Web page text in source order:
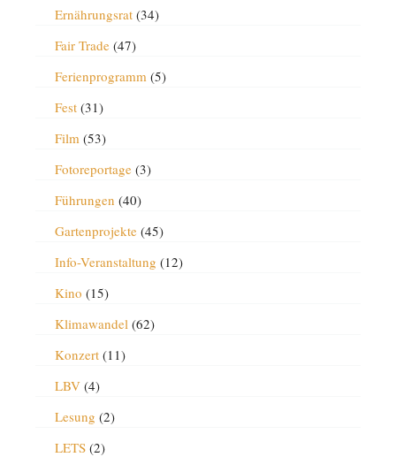
Ernährungsrat(34)
Fair Trade(47)
Ferienprogramm (5)
Fest(31)
Film (53)
Fotoreportage(3)
Führungen (40)
Gartenprojekte(45)
Info-Veranstaltung (12)
Kino (15)
Klimawandel (62)
Konzert(11)
LBV(4)
Lesung (2)
LETS(2)